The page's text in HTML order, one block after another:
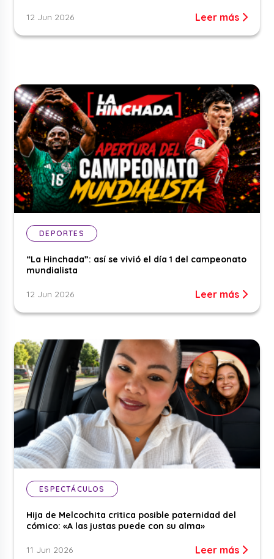
12 Jun 2026 Leer más
DEPORTES
“La Hinchada”: así se vivió el día 1 del campeonato
mundialista
12 Jun 2026 Leer más
ESPECTÁCULOS
Hija de Melcochita critica posible paternidad del
cómico: «A las justas puede con su alma»
11 Jun 2026 Leer más